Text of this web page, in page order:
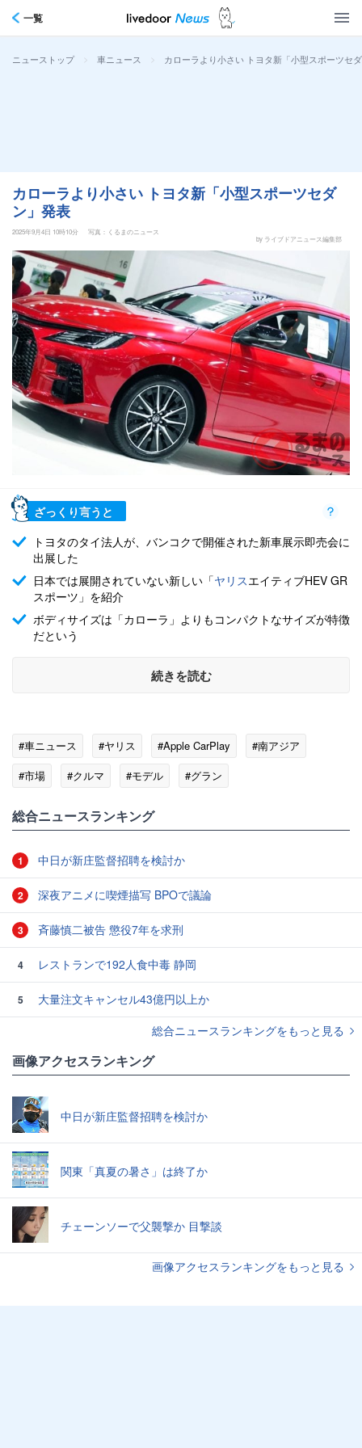
一覧
ニューストップ > 車ニュース > カローラより小さい トヨタ新「小型スポーツセ
カローラより小さい トヨタ新「小型スポーツセダ
ン」発表
2025年9月4日 10時10分
写真：くるまのニュース
by ライブドアニュース編集部
ざっくり言うと
トヨタのタイ法人が、バンコクで開催された新車展示即売会に
出展した
日本では展開されていない新しい「ヤリスエイティブHEV GR
スポーツ」を紹介
ボディサイズは「カローラ」よりもコンパクトなサイズが特徴
だという
続きを読む
#車ニュース #ヤリス #Apple CarPlay
#南アジア
#市場
#クルマ #モデル #グラン
総合ニュースランキング
1 中日が新庄監督招聘を検討か
2 深夜アニメに喫煙描写 BPOで議論
3 斉藤慎二被告 懲役7年を求刑
4 レストランで192人食中毒 静岡
5
大量注文キャンセル43億円以上か
総合ニュースランキングをもっと見る
画像アクセスランキング
中日が新庄監督招聘を検討か
関東「真夏の暑さ」は終了か
チェーンソーで父襲撃か 目撃談
画像アクセスランキングをもっと見る